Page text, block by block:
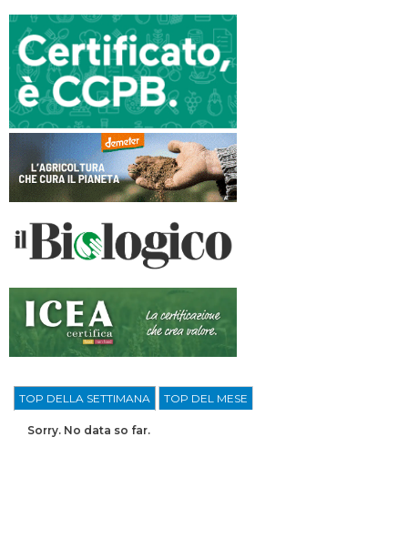
TOP DELLA SETTIMANA TOP DEL MESE
Sorry. No data so far.